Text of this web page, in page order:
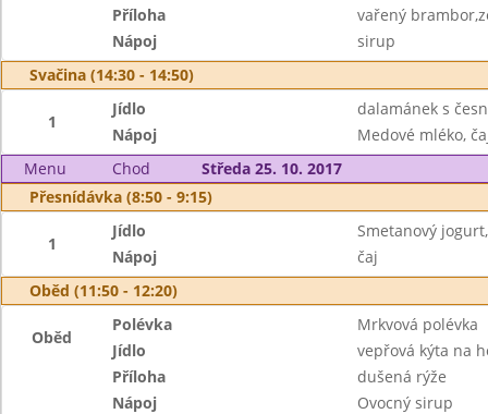
Příloha
vařený
Nápoj
sirup
Svačina (14:30 - 14:50)
1
Jídlo
dalamánek s
Nápoj
Medové mléko,
Menu
Chod
Středa 25. 10. 2017
Přesnídávka (8:50 - 9:15)
1
Jídlo
Smetanový
Nápoj
čaj
Oběd (11:50 - 12:20)
Oběd
Polévka
Mrkvová polévka
Jídlo
vepřová kýta na
Příloha
dušená rýže
Nápoj
Ovocný sirup